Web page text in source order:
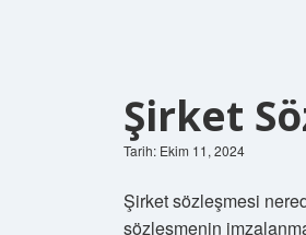
Şirket
Tarih: Ekim 11, 2024
Şirket sözleşmesi
sözleşmenin